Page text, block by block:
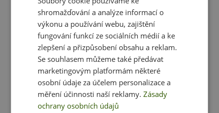
MedPharma Ženšen 350 mg
+ echinacea + leuzea 67
tablet
139 Kč
Swanson Korean Ginseng
(Korejský Ženšen) 500 mg
100 kapslí
shromažďování a analýze informací o
výkonu a používání webu, zajištění
fungování funkcí ze sociálních médií a ke
zlepšení a přizpůsobení obsahu a reklam.
Se souhlasem můžeme také předávat
marketingovým platformám některé
osobní údaje za účelem personalizace a
měření účinnosti naší reklamy.Zásady
ochrany osobních údajů